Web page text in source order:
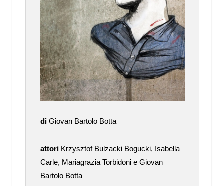
diGiovan Bartolo Botta
attori Krzysztof Bulzacki Bogucki, Isabella
Carle, Mariagrazia Torbidoni e Giovan
Bartolo Botta